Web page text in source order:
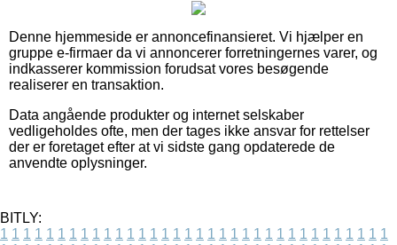
Denne hjemmeside er annoncefinansieret. Vi hjælper en
gruppe e-firmaer da vi annoncerer forretningernes varer, og
indkasserer kommission forudsat vores besøgende
realiserer en transaktion.
Data angående produkter og internet selskaber
vedligeholdes ofte, men der tages ikke ansvar for rettelser
der er foretaget efter at vi sidste gang opdaterede de
anvendte oplysninger.
BITLY:
1 1 1 1 1 1 1 1 1 1 1 1 1 1 1 1 1 1 1 1 1 1 1 1 1 1 1 1 1 1 1 1 1 1